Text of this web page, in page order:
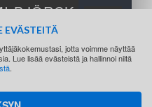
BJÖRCK
EVÄSTEITÄ
jotta voimme näyttää
Lue lisää evästeistä ja hallinnoi niitä
.